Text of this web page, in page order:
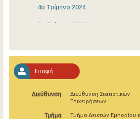
4o Τρίμηνο 2024
3o Τρίμηνο 2024
4o Τρίμηνο 2023
3o Τρίμηνο 2023
2o Τρίμηνο 2023
Επαφή
Διεύθυνση
Διεύθυνση Στατιστικών
Επιχειρήσεων
Τμήμα
Τμήμα Δεικτών Εμπορίου